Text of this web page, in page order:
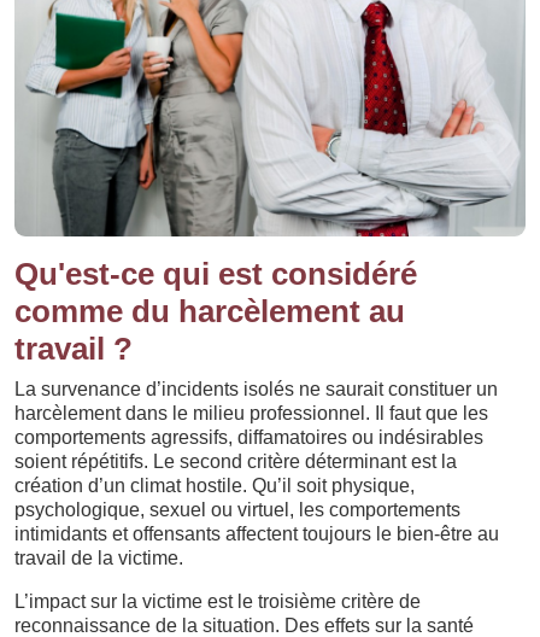
Qu'est-ce qui est considéré
comme du harcèlement au
travail ?
La survenance d’incidents isolés ne saurait constituer un
harcèlement dans le milieu professionnel. Il faut que les
comportements agressifs, diffamatoires ou indésirables
soient répétitifs. Le second critère déterminant est la
création d’un climat hostile. Qu’il soit physique,
psychologique, sexuel ou virtuel, les comportements
intimidants et offensants affectent toujours le bien-être au
travail de la victime.
L’impact sur la victime est le troisième critère de
reconnaissance de la situation. Des effets sur la santé